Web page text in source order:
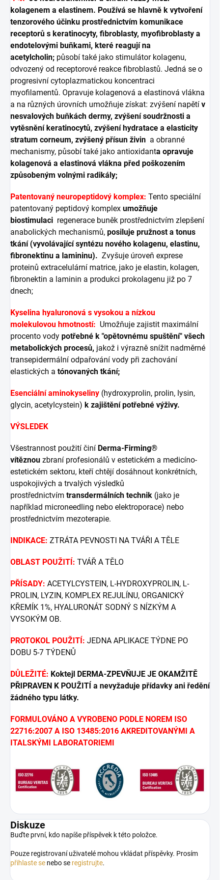
kolagenem a elastinem. Používá se hlavně k vytvoření
tenzorového účinku prostřednictvím komunikace
receptorů s keratinocyty, fibroblasty, myofibroblasty a
endotelovými buňkami, které reagují na
acetylcholin; působí také jako stimulátor kolagenu,
odvozený od receptorové reakce fibroblastů. Jedná se o
progresivní cytoplazmatickou koncentraci
myofilamentů. Opravuje kolagenová a elastinová vlákna
a na různých úrovních umožňuje získat: zvýšení napětí v
nesvalových buňkách dermy, zvýšení soudržnosti a
vytěsnění keratinocytů, zvýšení hydratace a elasticity
stratum corneum, zvýšený přísun živin a obranné
mechanismy, působí také jako antioxidanta opravuje
kolagenová a elastinová vlákna před poškozením
způsobeným volnými radikály;
Patentovaný neuropeptidový komplex: Tento speciální
patentovaný peptidový komplex umožňuje
biostimulaci regenerace buněk prostřednictvím zlepšení
anabolických mechanismů, posiluje pružnost a tonus
tkání (vyvolávající syntézu nového kolagenu, elastinu,
fibronektinu a lamininu). Zvyšuje úroveň exprese
proteinů extracelulární matrice, jako je elastin, kolagen,
fibronektin a laminin a produkci prokolagenu již po 7
dnech;
Kyselina hyaluronová s vysokou a nízkou
molekulovou hmotností: Umožňuje zajistit maximální
procento vody potřebné k "opětovnému spuštění" všech
metabolických procesů, jakož i výrazně snížit nadměrné
transepidermální odpařování vody při zachování
elastických a tónovaných tkání;
Esenciální aminokyseliny (hydroxyprolin, prolin, lysin,
glycin, acetylcystein) k zajištění potřebné výživy.
VÝSLEDEK
Všestrannost použití činí Derma-Firming®
vítěznou zbraní profesionálů v estetickém a medicíno-
estetickém sektoru, kteří chtějí dosáhnout konkrétních,
uspokojivých a trvalých výsledků
prostřednictvím transdermálních technik (jako je
například microneedling nebo elektroporace) nebo
prostřednictvím mezoterapie.
INDIKACE: ZTRÁTA PEVNOSTI NA TVÁŘI A TĚLE
OBLAST POUŽITÍ: TVÁŘ A TĚLO
PŘÍSADY: ACETYLCYSTEIN, L-HYDROXYPROLIN, L-
PROLIN, LYZIN, KOMPLEX REJULÍNU, ORGANICKÝ
KŘEMÍK 1%, HYALURONÁT SODNÝ S NÍZKÝM A
VYSOKÝM OB.
PROTOKOL POUŽITÍ: JEDNA APLIKACE TÝDNE PO
DOBU 5-7 TÝDENŮ
DŮLEŽITÉ: Koktejl DERMA-ZPEVŇUJE JE OKAMŽITĚ
PŘIPRAVEN K POUŽITÍ a nevyžaduje přídavky ani ředění
žádného typu látky.
FORMULOVÁNO A VYROBENO PODLE NOREM ISO
22716:2007 A ISO 13485:2016 AKREDITOVANÝMI A
ITALSKÝMI LABORATORIEMI
Diskuze
Buďte první, kdo napíše příspěvek k této položce.
Pouze registrovaní uživatelé mohou vkládat příspěvky. Prosím
přihlaste se nebo se registrujte.